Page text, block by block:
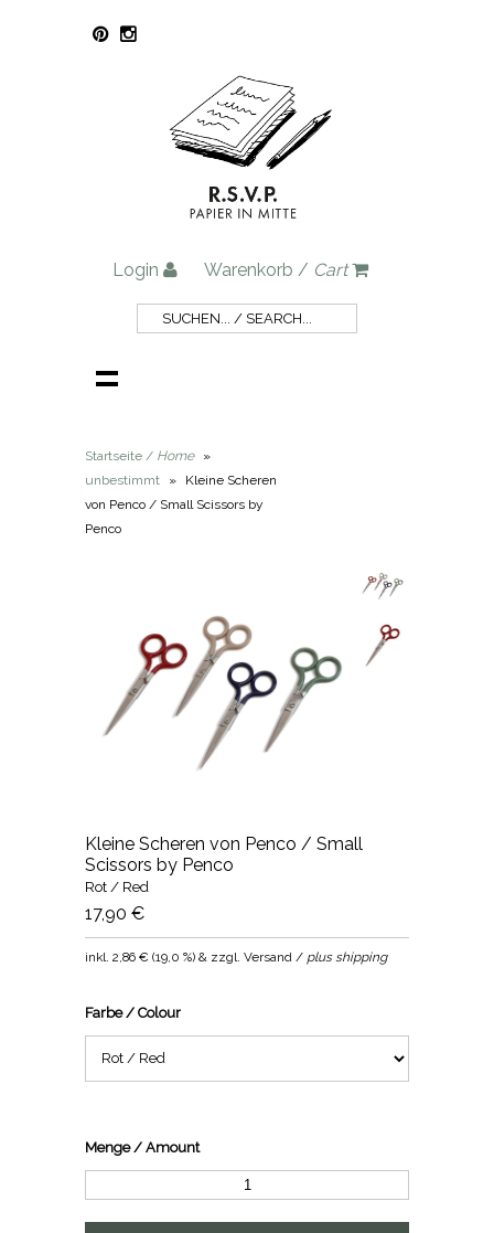
Login Warenkorb / Cart
Startseite / Home
»
unbestimmt
»
Kleine Scheren
von Penco / Small Scissors by
Penco
Kleine Scheren von Penco / Small
Scissors by Penco
Rot / Red
17,90 €
inkl.2,86 € (19,0 %) & zzgl. Versand / plus shipping
Farbe / Colour
Menge / Amount